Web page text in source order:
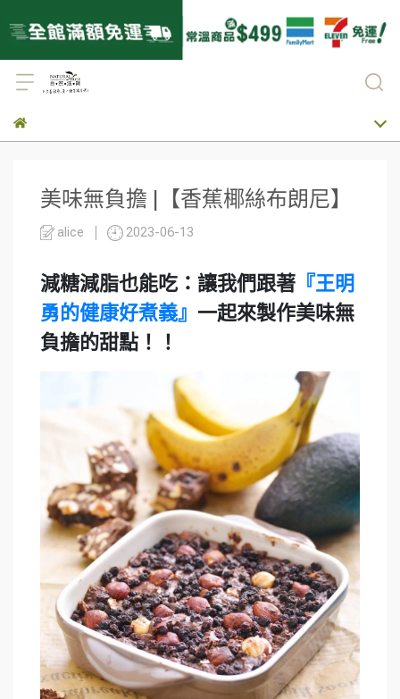
美味無負擔 |【香蕉椰絲布朗尼】
alice 2023-06-13
減糖減脂也能吃：讓我們跟著 『王明
勇的健康好煮義』 一起來製作美味無
負擔的甜點！！